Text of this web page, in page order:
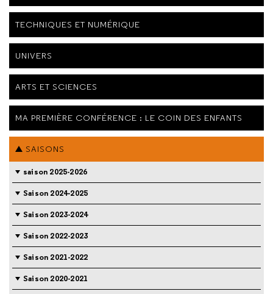
TECHNIQUES ET NUMÉRIQUE
UNIVERS
ARTS ET SCIENCES
MA PREMIÈRE CONFÉRENCE : LE COIN DES ENFANTS
SAISONS
saison 2025-2026
Saison 2024-2025
Saison 2023-2024
Saison 2022-2023
Saison 2021-2022
Saison 2020-2021